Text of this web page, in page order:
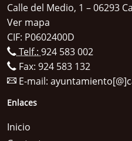
Calle del Medio, 1 – 06293
Ver mapa
CIF: P0602400D
Telf.: 924 583 002
Fax: 924 583 132
E-mail:
Enlaces
Inicio